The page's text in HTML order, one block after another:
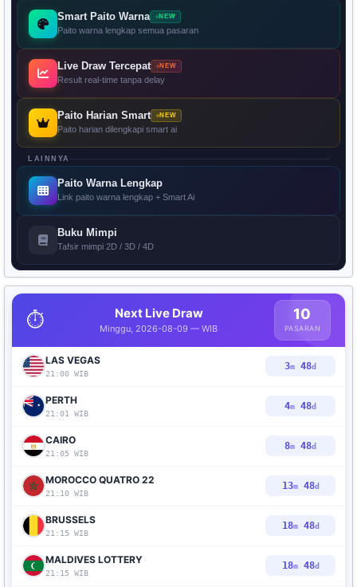
Smart Paito Warna NEW
Paito warna lengkap semua pasaran
Live Draw Tercepat NEW
Result real-time tanpa delay
Paito Harian Smart NEW
Paito harian dilengkapi smart ai
LAINNYA
Paito Warna Lengkap
Link paito warna lengkap + Smart Ai
Buku Mimpi
Tafsir mimpi 2D / 3D / 4D
⏱️ Next Live Draw
Minggu, 2026-08-09 — WIB
10
PASARAN
LAS VEGAS
21:00 WIB
3m 47d
PERTH
21:01 WIB
4m 47d
CAIRO
21:05 WIB
8m 47d
MOROCCO QUATRO 22
21:10 WIB
13m47d
BRUSSELS
21:15 WIB
18m47d
MALDIVES LOTTERY
21:15 WIB
18m47d